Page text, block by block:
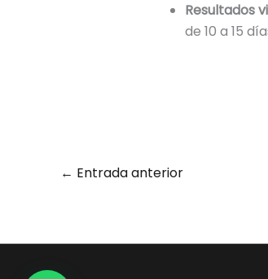
Resultados
de 10 a 15
← Entrada anterior